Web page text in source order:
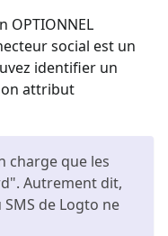
social est un
identifier un
attribut
charge que les
Autrement dit,
de Logto ne